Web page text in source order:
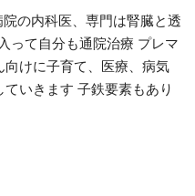
の内科医、専門は腎臓と透
って自分も通院治療 プレマ
けに子育て、医療、病気
いきます 子鉄要素もあり